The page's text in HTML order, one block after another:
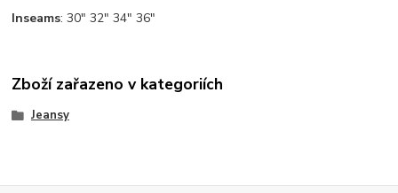
Inseams: 30" 32" 34" 36"
Zboží zařazeno v kategoriích
Jeansy